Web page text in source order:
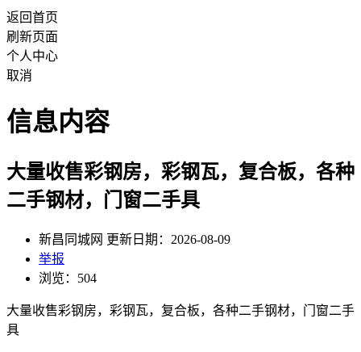
返回首页
刷新页面
个人中心
取消
信息内容
大量收售彩钢房，彩钢瓦，复合板，各种
二手钢材，门窗二手具
新昌同城网 更新日期：2026-08-09
举报
浏览：504
大量收售彩钢房，彩钢瓦，复合板，各种二手钢材，门窗二手
具